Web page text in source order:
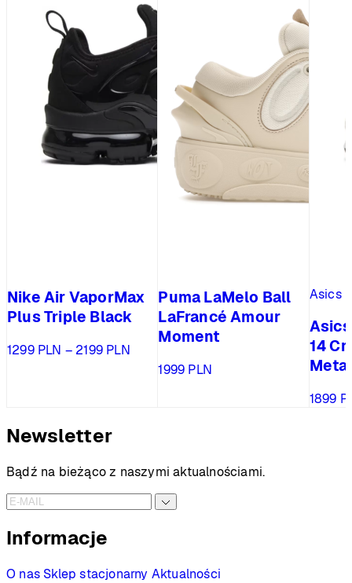
Nike Air VaporMax
Plus Triple Black
1299 PLN – 2199 PLNZakres
Puma LaMelo Ball
LaFrancé Amour
Moment
1999 PLN
Asics
14
1899
Newsletter
Bądź na bieżąco z naszymi aktualnościami.
Informacje
O nas Sklep stacjonarny Aktualności